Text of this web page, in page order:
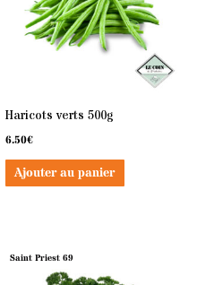
Haricots verts 500g
6.50€
Ajouter au panier
Saint Priest 69